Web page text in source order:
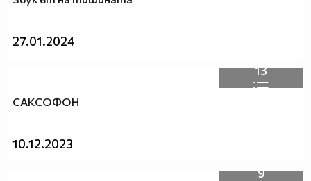
27.01.2024
13
САКСОФОН
10.12.2023
9